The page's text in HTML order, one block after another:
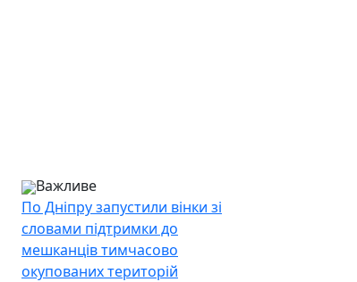
Важливе
По Дніпру запустили вінки зі
словами підтримки до
мешканців тимчасово
окупованих територій